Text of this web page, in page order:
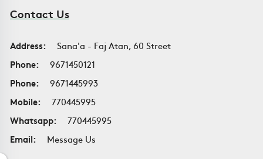
Contact Us
Address:
Sana'a - Faj Atan, 60 Street
Phone:
9671450121
Phone:
9671445993
Mobile:
770445995
Whatsapp:
770445995
Email:
Message Us